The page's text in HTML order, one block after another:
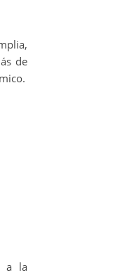
de
a la